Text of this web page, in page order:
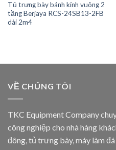
Tủ trưng bày bánh kính vuông 2
tầng Berjaya RCS-24SB13-2FB
dài 2m4
VỀ CHÚNG TÔI
TKC Equipment Company
công nghiệp cho nhà hàng
đông, tủ trưng bày, máy làm đá